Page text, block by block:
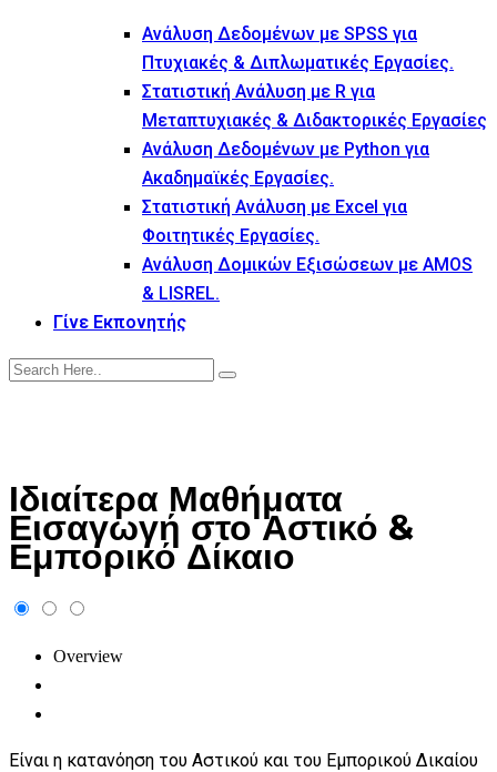
Ανάλυση Δεδομένων με SPSS για
Πτυχιακές & Διπλωματικές Εργασίες.
Στατιστική Ανάλυση με R για
Μεταπτυχιακές & Διδακτορικές Εργασίες
Ανάλυση Δεδομένων με Python για
Ακαδημαϊκές Εργασίες.
Στατιστική Ανάλυση με Excel για
Φοιτητικές Εργασίες.
Ανάλυση Δομικών Εξισώσεων με AMOS
& LISREL.
Γίνε Εκπονητής
Ιδιαίτερα Μαθήματα
Εισαγωγή στο Αστικό &
Εμπορικό Δίκαιο
Overview
Είναι η κατανόηση του Αστικού και του Εμπορικού Δικαίου